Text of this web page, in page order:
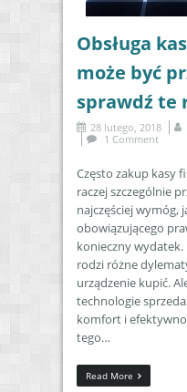
Obsługa
może być
sprawdź te
28 lutego, 2018
1 Comment
Często zakup kasy
raczej szczególnie
najczęściej wymóg,
obowiązującego
konieczny
rodzi różne
urządzenie kupić.
technologie
komfort i
tego…
Read More